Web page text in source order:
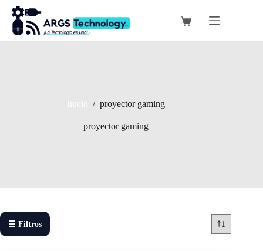
Saltar
contenido
Carro
/ proyector gaming
proyector gaming
☰ Filtros